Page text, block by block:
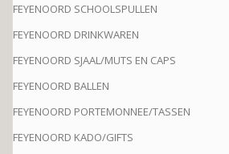
FEYENOORD SCHOOLSPULLEN
FEYENOORD DRINKWAREN
FEYENOORD SJAAL/MUTS EN CAPS
FEYENOORD BALLEN
FEYENOORD PORTEMONNEE/TASSEN
FEYENOORD KADO/GIFTS